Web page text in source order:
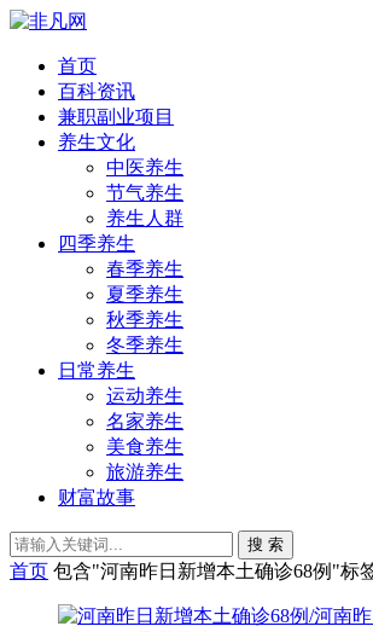
首页
百科资讯
兼职副业项目
养生文化
中医养生
节气养生
养生人群
四季养生
春季养生
夏季养生
秋季养生
冬季养生
日常养生
运动养生
名家养生
美食养生
旅游养生
财富故事
搜 索
首页 包含"河南昨日新增本土确诊68例"标